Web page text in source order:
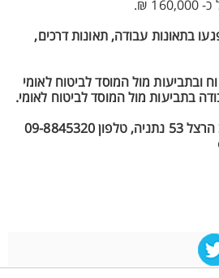
₪.
בתאונות עבודה, תאונות דרכים,
ובתביעות מול המוסד לביטוח לאומי
בתביעות מול המוסד לביטוח לאומי.
עורך דין אדרי יהודה, רחוב הרצל 53 נתניה, טלפון 09-8845320